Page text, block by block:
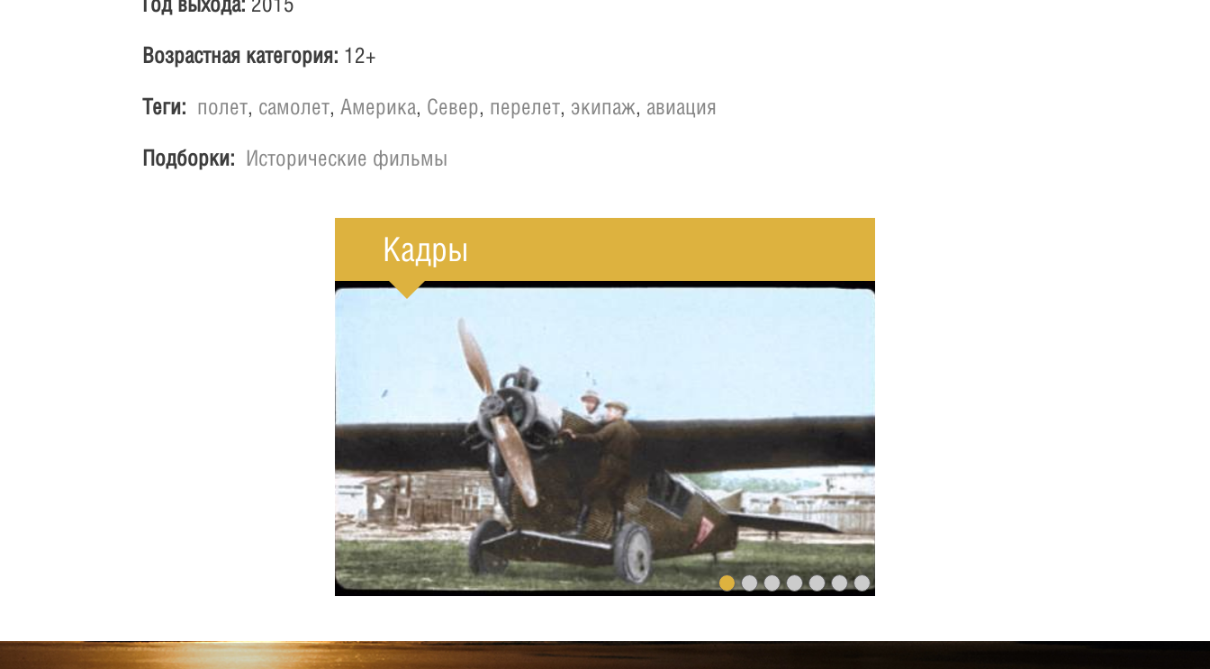
Возрастная категория: 12+
Теги: полет, самолет, Америка, Север, перелет, экипаж, авиация
Подборки: Исторические фильмы
Кадры